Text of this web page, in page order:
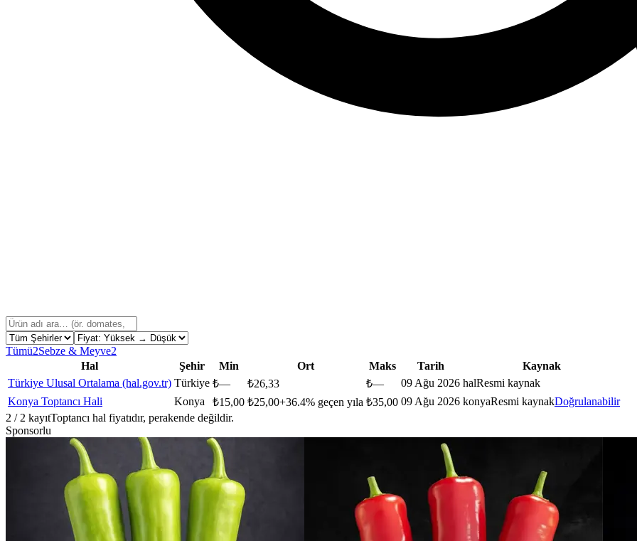
Tümü2Sebze & Meyve2
Hal
Şehir Min Ort Maks Tarih
Kaynak
Türkiye Ulusal Ortalama (hal.gov.tr) Türkiye ₺— ₺26,33 ₺— 09 Ağu 2026 halResmi kaynak
Konya Toptancı Hali
Konya ₺15,00 ₺25,00+36.4% geçen yıla ₺35,00 09 Ağu 2026 konyaResmi kaynakDoğrulanabilir
2 / 2 kayıtToptancı hal fiyatıdır, perakende değildir.
Sponsorlu